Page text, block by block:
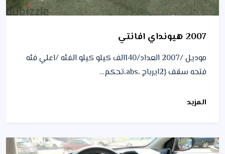
2007 هيونداي افانتي
موديل /2007 العداد/140الف كيلو كيلو الفئه /اعلي فئه
فتحه سقف {2ايرباج ،abs،تحكم…
المزيد